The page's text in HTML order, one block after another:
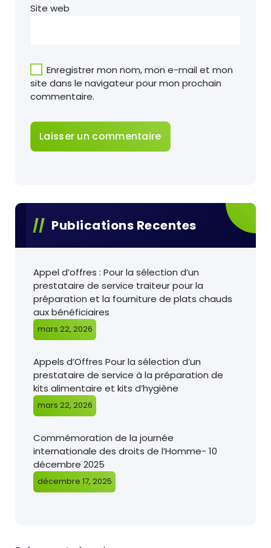
Site web
Enregistrer mon nom, mon e-mail et mon
site dans le navigateur pour mon prochain
commentaire.
Publications Recentes
Appel d’offres : Pour la sélection d’un
prestataire de service traiteur pour la
préparation et la fourniture de plats chauds
aux bénéficiaires
mars 22, 2026
Appels d’Offres Pour la sélection d’un
prestataire de service à la préparation de
kits alimentaire et kits d’hygiène
mars 22, 2026
Commémoration de la journée
internationale des droits de l’Homme- 10
décembre 2025
décembre 17, 2025